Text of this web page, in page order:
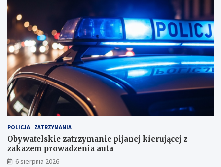
a
m
POLICJA ZATRZYMANIA
Obywatelskie zatrzymanie pijanej kierującej z
zakazem prowadzenia auta
6 sierpnia 2026